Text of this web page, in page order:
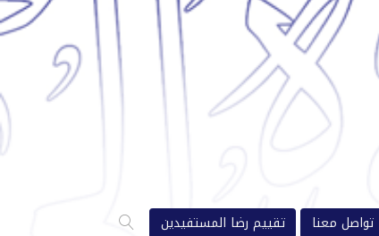
تواصل معنا تقييم رضا المستفيدين